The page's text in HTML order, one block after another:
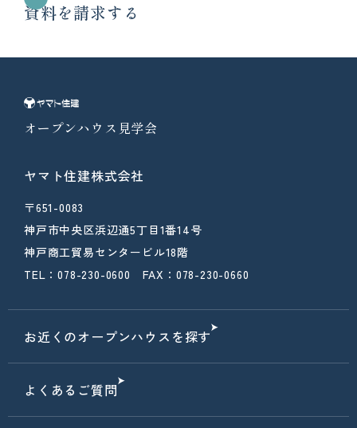
資料を請求する
オープンハウス見学会
ヤマト住建株式会社
〒651-0083
神戸市中央区浜辺通5丁目1番14号
神戸商工貿易センタービル18階
TEL：078-230-0600 FAX：078-230-0660
お近くのオープンハウスを探す
よくあるご質問